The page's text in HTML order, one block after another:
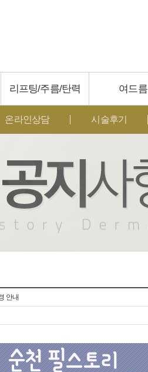
리프팅/주름/탄력 여드름
온라인상담 시술후기
안내